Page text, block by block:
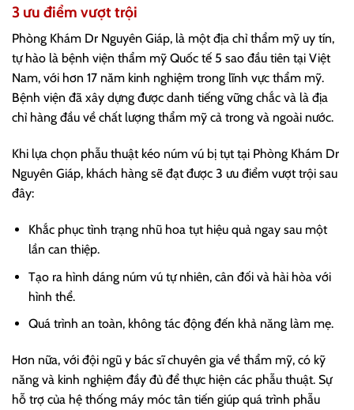
3 ưu điểm vượt trội
Phòng Khám Dr Nguyên Giáp, là một địa chỉ thẩm mỹ uy tín,
tự hào là bệnh viện thẩm mỹ Quốc tế 5 sao đầu tiên tại Việt
Nam, với hơn 17 năm kinh nghiệm trong lĩnh vực thẩm mỹ.
Bệnh viện đã xây dựng được danh tiếng vững chắc và là địa
chỉ hàng đầu về chất lượng thẩm mỹ cả trong và ngoài nước.
Khi lựa chọn phẫu thuật kéo núm vú bị tụt tại Phòng Khám Dr
Nguyên Giáp, khách hàng sẽ đạt được 3 ưu điểm vượt trội sau
đây:
Khắc phục tình trạng nhũ hoa tụt hiệu quả ngay sau một
lần can thiệp.
Tạo ra hình dáng núm vú tự nhiên, cân đối và hài hòa với
hình thể.
Quá trình an toàn, không tác động đến khả năng làm mẹ.
Hơn nữa, với đội ngũ y bác sĩ chuyên gia về thẩm mỹ, có kỹ
năng và kinh nghiệm đầy đủ để thực hiện các phẫu thuật. Sự
hỗ trợ của hệ thống máy móc tân tiến giúp quá trình phẫu